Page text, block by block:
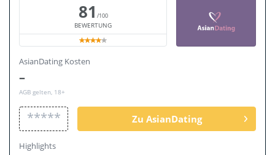
81 /100
BEWERTUNG
AsianDating Kosten
–
AGB gelten, 18+
***** Zu AsianDating
Highlights